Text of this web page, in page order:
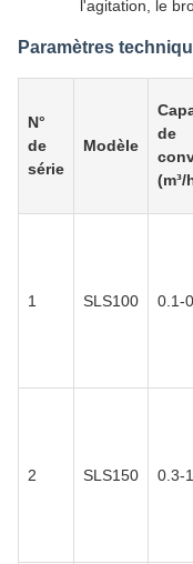
l'agitation, le
Paramètres
N°
de
série
Modèle
de
(m³/
1 SLS100 0.1-
2 SLS150 0.3-